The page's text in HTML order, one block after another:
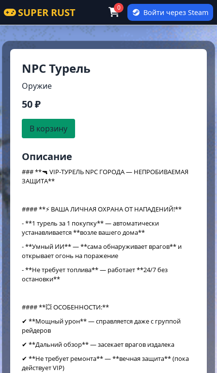
SUPER RUST 0
Войти через Steam
NPC Турель
Оружие
50 ₽
В корзину
Описание
### **🔫 VIP-ТУРЕЛЬ NPC ГОРОДА — НЕПРОБИВАЕМАЯ
ЗАЩИТА**
#### **⚡ ВАША ЛИЧНАЯ ОХРАНА ОТ НАПАДЕНИЙ!**
- **1 турель за 1 покупку** — автоматически
устанавливается **возле вашего дома**
- **Умный ИИ** — **сама обнаруживает врагов** и
открывает огонь на поражение
- **Не требует топлива** — работает **24/7 без
остановки**
#### **💥 ОСОБЕННОСТИ:**
✔ **Мощный урон** — справляется даже с группой
рейдеров
✔ **Дальний обзор** — засекает врагов издалека
✔ **Не требует ремонта** — **вечная защита** (пока
действует VIP)